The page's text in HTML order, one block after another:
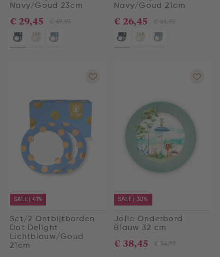
Navy/Goud 23cm
€ 49,95
€ 29,45
Navy/Goud 21cm
€ 44,95
€ 26,45
SALE | 41%
Set/2 Ontbijtborden
Dot Delight
Lichtblauw/Goud
21cm
SALE | 30%
Jolie Onderbord
Blauw 32 cm
€ 54,95
€ 38,45